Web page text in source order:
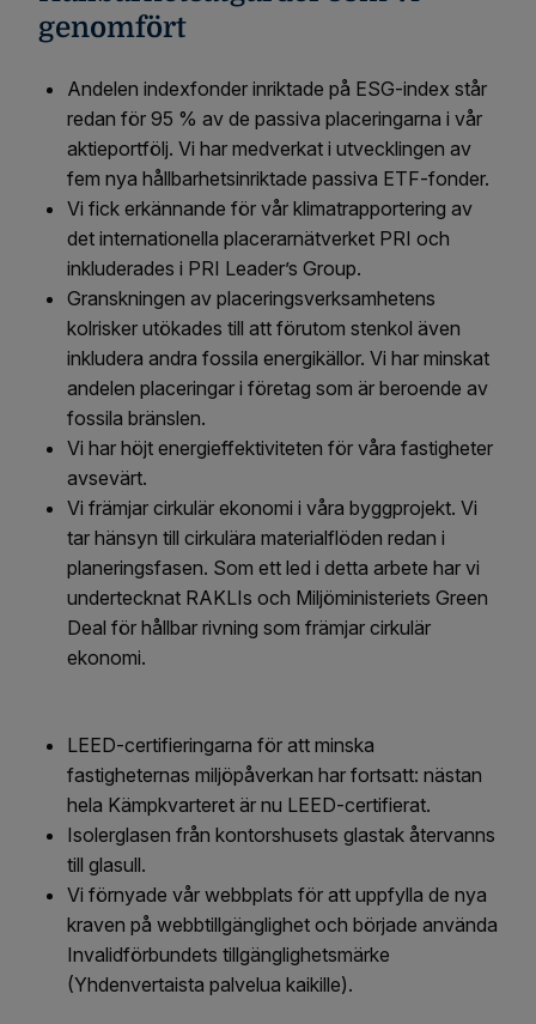
genomfört
Andelen indexfonder inriktade på ESG-index står
redan för 95 % av de passiva placeringarna i vår
aktieportfölj. Vi har medverkat i utvecklingen av
fem nya hållbarhetsinriktade passiva ETF-fonder.
Vi fick erkännande för vår klimatrapportering av
det internationella placerarnätverket PRI och
inkluderades i PRI Leader’s Group.
Granskningen av placeringsverksamhetens
kolrisker utökades till att förutom stenkol även
inkludera andra fossila energikällor. Vi har minskat
andelen placeringar i företag som är beroende av
fossila bränslen.
Vi har höjt energieffektiviteten för våra fastigheter
avsevärt.
Vi främjar cirkulär ekonomi i våra byggprojekt. Vi
tar hänsyn till cirkulära materialflöden redan i
planeringsfasen. Som ett led i detta arbete har vi
undertecknat RAKLIs och Miljöministeriets Green
Deal för hållbar rivning som främjar cirkulär
ekonomi.
LEED-certifieringarna för att minska
fastigheternas miljöpåverkan har fortsatt: nästan
hela Kämpkvarteret är nu LEED-certifierat.
Isolerglasen från kontorshusets glastak återvanns
till glasull.
Vi förnyade vår webbplats för att uppfylla de nya
kraven på webbtillgänglighet och började använda
Invalidförbundets tillgänglighetsmärke
(Yhdenvertaista palvelua kaikille).